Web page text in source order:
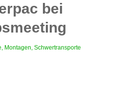
bei
, Montagen, Schwertransporte